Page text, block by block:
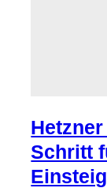
Schritt